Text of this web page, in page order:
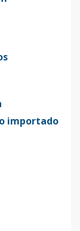
importado